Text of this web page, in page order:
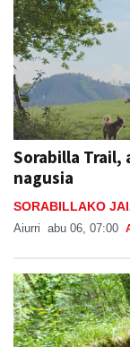
Sorabilla
nagusia
SORABILLAKO
Aiurri abu 06, 07:00